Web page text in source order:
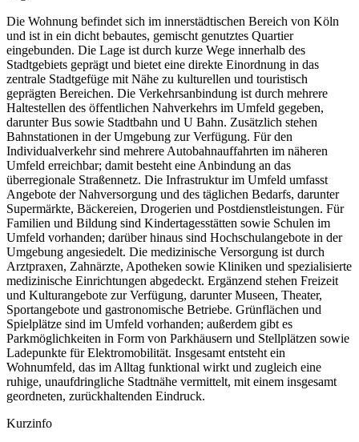
Die Wohnung befindet sich im innerstädtischen Bereich von Köln
und ist in ein dicht bebautes, gemischt genutztes Quartier
eingebunden. Die Lage ist durch kurze Wege innerhalb des
Stadtgebiets geprägt und bietet eine direkte Einordnung in das
zentrale Stadtgefüge mit Nähe zu kulturellen und touristisch
geprägten Bereichen. Die Verkehrsanbindung ist durch mehrere
Haltestellen des öffentlichen Nahverkehrs im Umfeld gegeben,
darunter Bus sowie Stadtbahn und U Bahn. Zusätzlich stehen
Bahnstationen in der Umgebung zur Verfügung. Für den
Individualverkehr sind mehrere Autobahnauffahrten im näheren
Umfeld erreichbar; damit besteht eine Anbindung an das
überregionale Straßennetz. Die Infrastruktur im Umfeld umfasst
Angebote der Nahversorgung und des täglichen Bedarfs, darunter
Supermärkte, Bäckereien, Drogerien und Postdienstleistungen. Für
Familien und Bildung sind Kindertagesstätten sowie Schulen im
Umfeld vorhanden; darüber hinaus sind Hochschulangebote in der
Umgebung angesiedelt. Die medizinische Versorgung ist durch
Arztpraxen, Zahnärzte, Apotheken sowie Kliniken und spezialisierte
medizinische Einrichtungen abgedeckt. Ergänzend stehen Freizeit
und Kulturangebote zur Verfügung, darunter Museen, Theater,
Sportangebote und gastronomische Betriebe. Grünflächen und
Spielplätze sind im Umfeld vorhanden; außerdem gibt es
Parkmöglichkeiten in Form von Parkhäusern und Stellplätzen sowie
Ladepunkte für Elektromobilität. Insgesamt entsteht ein
Wohnumfeld, das im Alltag funktional wirkt und zugleich eine
ruhige, unaufdringliche Stadtnähe vermittelt, mit einem insgesamt
geordneten, zurückhaltenden Eindruck.
Kurzinfo